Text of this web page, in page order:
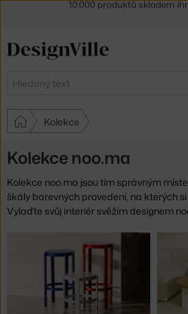
Hledat
Kolekce
Kolekce noo.ma
Kolekce noo.ma jsou tím správným
škály barevných provedení, na kterých
Vylaďte svůj interiér svěžím designem
30 dní na vrácení